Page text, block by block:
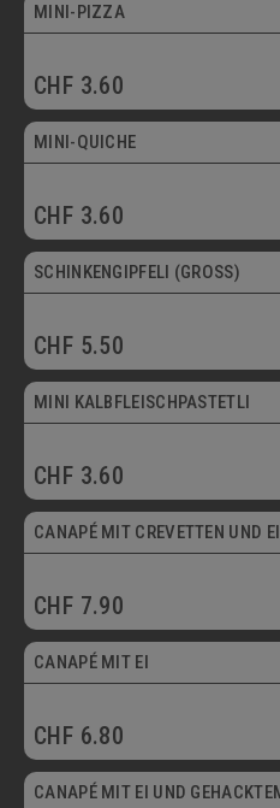
MINI-PIZZA
CHF 3.60
Mini
MINI-QUICHE
CHF 3.60
SCHINKENGIPFELI (GROSS)
CHF 5.50
Mini
MINI KALBFLEISCHPASTETLI
CHF 3.60
CANAPÉ MIT CREVETTEN UND EI
CHF 7.90
Vegetarisch
CANAPÉ MIT EI
CHF 6.80
Vegetarisch
CANAPÉ MIT EI UND